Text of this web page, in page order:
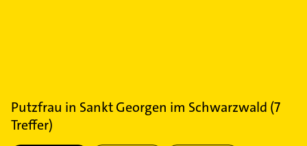
Putzfrau in Sankt Georgen im Schwarzwald (7
Treffer)